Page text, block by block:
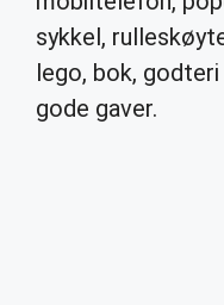
sykkel,
lego, bok,
gode gaver.